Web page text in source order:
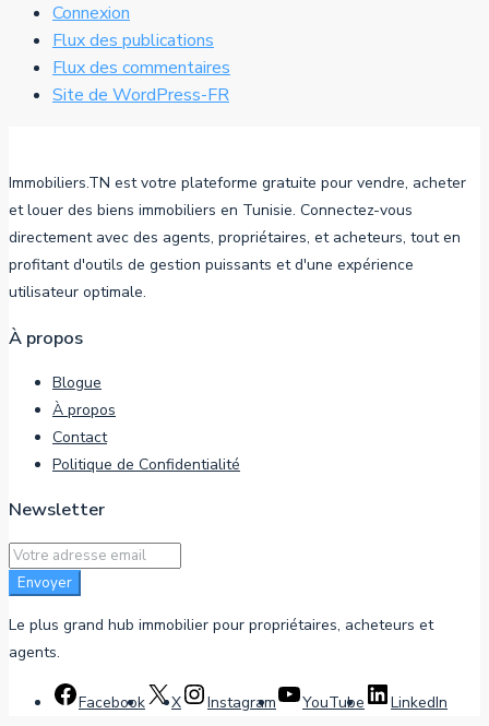
Connexion
Flux des publications
Flux des commentaires
Site de WordPress-FR
Immobiliers.TN est votre plateforme gratuite pour vendre, acheter
et louer des biens immobiliers en Tunisie. Connectez-vous
directement avec des agents, propriétaires, et acheteurs, tout en
profitant d'outils de gestion puissants et d'une expérience
utilisateur optimale.
À propos
Blogue
À propos
Contact
Politique de Confidentialité
Newsletter
Envoyer
Le plus grand hub immobilier pour propriétaires, acheteurs et
agents.
Facebook X Instagram YouTube LinkedIn